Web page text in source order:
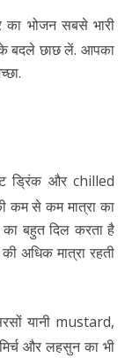
का भोजन सबसे भारी
बदले छाछ लें. आपका
ड्रिंक और chilled
कम से कम मात्रा का
बहुत दिल करता है
अधिक मात्रा रहती
यानी mustard,
और लहसुन का भी